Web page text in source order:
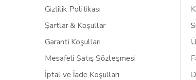
Gizlilik Politikası
Şartlar & Koşullar
Garanti Koşulları
Mesafeli Satış Sözleşmesi
İptal ve İade Koşulları